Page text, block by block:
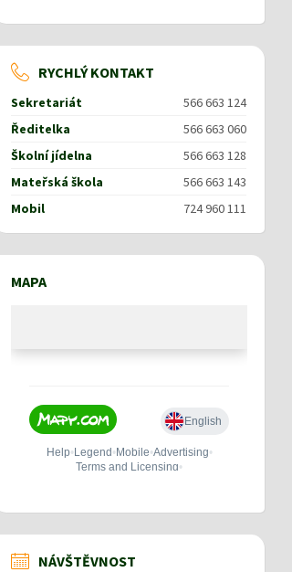
RYCHLÝ KONTAKT
Sekretariát
566 663 124
Ředitelka
566 663 060
Školní jídelna
566 663 128
Mateřská škola
566 663 143
Mobil
724 960 111
MAPA
NÁVŠTĚVNOST